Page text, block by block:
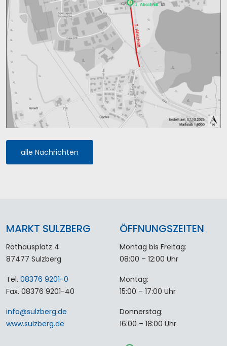
alle Nachrichten
MARKT SULZBERG
Rathausplatz 4
87477 Sulzberg
Tel. 08376 9201-0
Fax. 08376 9201-40
info@sulzberg.de
www.sulzberg.de
ÖFFNUNGSZEITEN
Montag bis Freitag:
08:00 – 12:00 Uhr
Montag:
15:00 – 17:00 Uhr
Donnerstag:
16:00 – 18:00 Uhr